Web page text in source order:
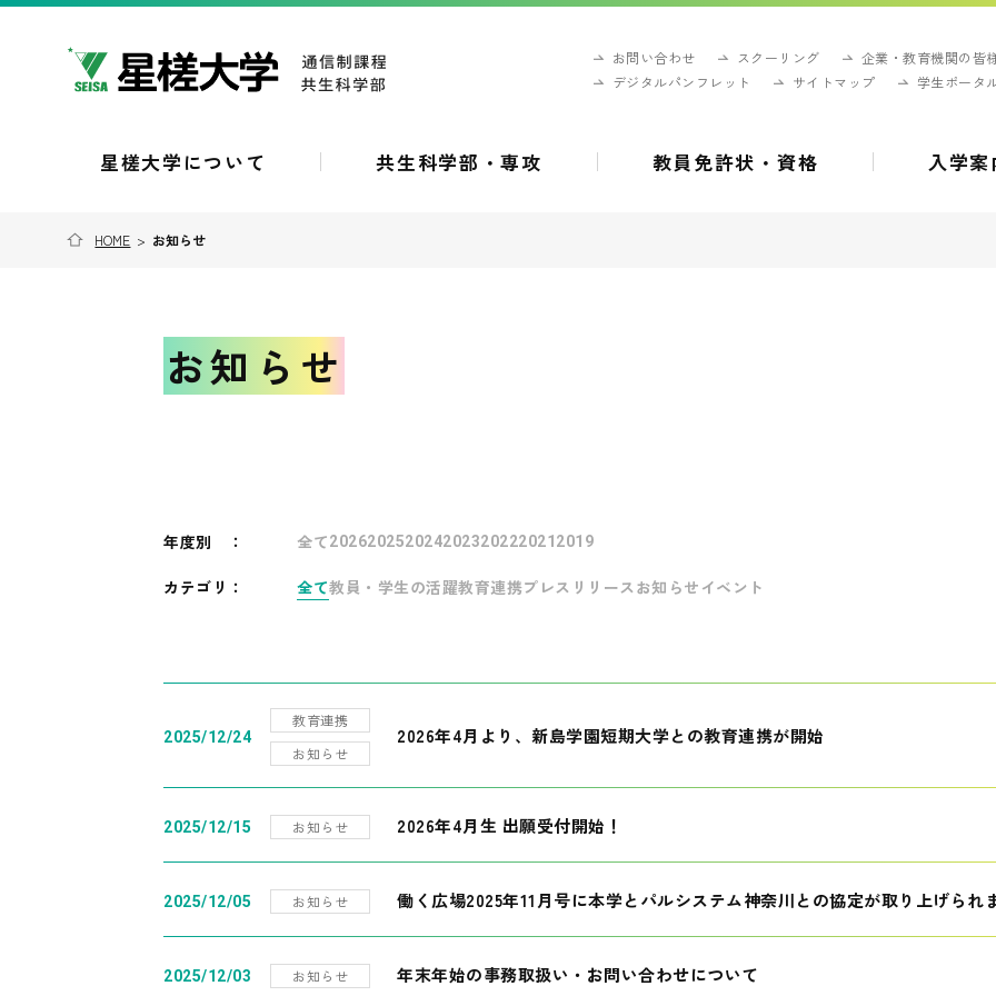
お問い合わせ スクーリング
企業・教育機関の皆
デジタルパンフレット
サイトマップ 学生ポータ
星槎大学について 共生科学部・専攻 教員免許状・資格 入学案
HOME > お知らせ
お知らせ
年度別 ： 全て202620252024202320222021 2019
カテゴリ： 全て教員・学生の活躍教育連携プレスリリース お知らせ イベント
2025/12/24
教育連携
お知らせ
2026年4月より、新島学園短期大学との教育連携が開始
2025/12/15 お知らせ 2026年4月生 出願受付開始！
2025/12/05 お知らせ 働く広場2025年11月号に本学とパルシステム神奈川との協定が取り上げられ
2025/12/03 お知らせ 年末年始の事務取扱い・お問い合わせについて